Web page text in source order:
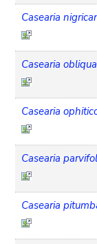
Casearia
Casearia obliqua
Casearia
Casearia
Casearia